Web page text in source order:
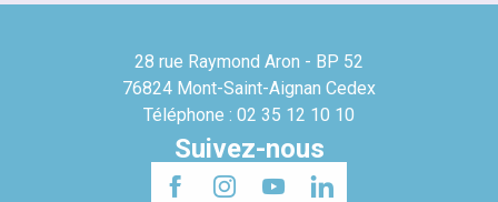
28 rue Raymond Aron - BP 52
76824 Mont-Saint-Aignan Cedex
Téléphone : 02 35 12 10 10
Suivez-nous